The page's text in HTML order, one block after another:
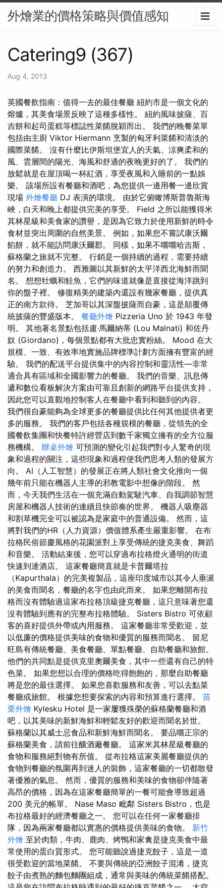
外燴業的價格策略與價值感知
Catering9 (367)
Aug 4, 2013
英國餐飲指南：值得一去的最佳餐廳 紐約市是一個文化的
熔爐，其美食場景反映了這種多樣性。 紐約風味披薩、百
吉餅和起司蛋糕等標誌性菜餚脫穎而出。 我們的晚餐菜單
包括由主廚 Viktor Hiermann 烹製的匈牙利菜餚和清淡的
國際菜餚。 沒有什麼比伊斯坦堡宜人的天氣、涼爽柔和的
風、雲層間的陽光、海風和舒適的夜晚更好的了。 我們的
放鬆就是在屋頂喝一杯紅酒，享受夜風和入睡前的一點娛
樂。 該場所設有餐廳和酒吧，為您提供一邊用餐一邊欣賞
現場 外燴餐廳 DJ 表演的環境。 由於它俯瞰博斯普魯斯海
峽，白天和晚上都提供完美的享受。 Field 之所以能獲得米
其林星級和美食家的讚譽，是因為它致力於使用新鮮的時令
食材並突出周圍的自然美景。 例如，如果您不嘗試康沃爾
餡餅，就不能訪問康沃爾郡。 同樣，如果不嚐嚐哈吉斯，
蘇格蘭之旅就不完整。 行銷是一個持續的過程，需要持續
的努力和創造力。 西雅圖以其新鮮的太平洋西北海鮮而聞
名。 想想牡蠣和鮭魚，它們的味道就像是直接從海洋跳到
你的盤子裡。 修復精美的建築內還設有幾家餐廳，提供真
正的南方款待。 芝加哥以其深盤披薩而自豪，這是顛覆傳
統披薩的豐盛版本。 餐廳外燴 Pizzeria Uno 於 1943 年發
明。 其他著名景點包括盧·馬爾納蒂 (Lou Malnati) 和佐丹
奴 (Giordano)，每個景點都有大批忠實粉絲。 Mood 在大
規模、一致、有效率地實施品牌標準計劃方面擁有豐富的經
驗。 我們的配送平台提供集中的內容控制和靈活性—非常
適合具有區域和全國影響力的餐廳。 我們的音樂、訊息傳
遞和數位看板解決方案由可靠且創新的網路平台提供支持，
因此您可以直觀地控制客人在餐廳中看到和聽到的內容。
我們很自豪能夠為全球更多的餐廳提供比任何其他提供者更
多的服務。 我們的客戶包括各種規模的餐廳，從領先的全
國餐飲集團和快餐特許經營店到數千家獨立擁有的全方位服
務機構。 辦桌外燴 可預測的變化引起我們對令人驚奇的現
象和過程的關注，這些現象和過程使我們思考人類的發展方
向。 AI（人工智慧）的發展正在將人類社會文化推向一個
幾年前只能在機器人主導的邪教電影中想像的階段。 然
而，今天我們生活在一個充滿自動駕駛汽車、自我調節智慧
房屋和機器人技術的連續且快節奏的世界。 機器人吸塵器
和割草機完全可以被認為是家庭中的普通設備。 然而，這
將對我們的HR（人力資源）價值體系產生嚴重影響。 在布
拉格民俗節慶風格的花園派對上享受傳統的捷克美食、舞蹈
和音樂。 活動結束後，您可以穿過布拉格燈火通明的街道
快速到達酒店。 這家餐廳簡直就是卡普爾塔拉
（Kapurthala）的完美複製品，這座印度城市以其令人垂涎
的美食而聞名，餐廳的名字也由此而來。 如果您離開布拉
格而沒有體驗過這家布拉格頂級捷克餐廳，這只意味著您還
沒有體驗到應有的完整布拉格體驗。 Sisters Bistro 可依顧
客的喜好提供外帶或內用服務。 這家餐廳非常受歡迎，並
以低廉的價格提供美味的食物和優質的服務而聞名。 留尼
旺島有傳統餐廳、美食餐廳、單點餐廳、自助餐廳和旅館。
他們的共同點是提供克里奧爾美食，其中一些還有自己的特
色菜。 如果您想以合理的價格吃得飽飽的，那麼自助餐廳
將是您的最佳選擇。 如果您喜歡服務和友善，可以去點菜
餐廳或旅館。 根據您想要探索的內容和預算進行選擇。 苗
栗外燴 Kylesku Hotel 是一家屢獲殊榮的蘇格蘭餐廳和酒
吧，以其美味的新鮮海鮮和輕鬆友好的歡迎而聞名於世。
蘇格蘭以其威士忌食品和新鮮海鮮而聞名。 要品嚐正宗的
蘇格蘭美食，請前往釀酒廠餐廳。 這家米其林星級餐廳的
食物和服務絕對物有所值。 從布拉格這家美麗餐廳提供的
食物到餐廳的氛圍再到迷人的裝飾，這家餐廳的一切都散發
著優雅的氣息。 然而，優質的服務和美味的食物卻伴隨著
高昂的價格，因為在這家餐廳簡單的一餐可能會導致超過
200 美元的帳單。 Nase Maso 毗鄰 Sisters Bistro，也是
布拉格最好的經濟餐廳之一。 您可以在任何一家餐廳排
隊，因為兩家餐廳都以實惠的價格提供美味的食物。 新竹
外燴 至於肉類，牛肉、鹿肉、烤鴨和家禽是捷克美食中最
常使用的蛋白質形式。 您可能聽說過捷克餃子，這是一道
很受歡迎的當地菜餚。 不要與傳統的亞洲餃子混淆，捷克
餃子由煮熟的麵包麵團組成，通常與美味的傳統菜餚搭配。